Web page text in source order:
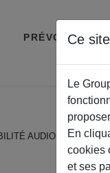
PRÉVOYANCE
AUDIO
Ce
Le
En
cookies
et ses